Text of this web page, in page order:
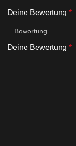
Deine Bewertung *
Deine Bewertung *